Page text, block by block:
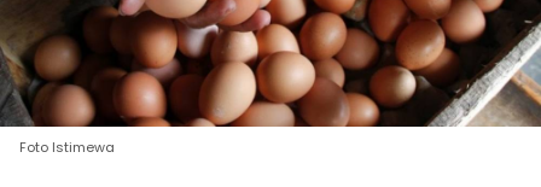
Foto Istimewa